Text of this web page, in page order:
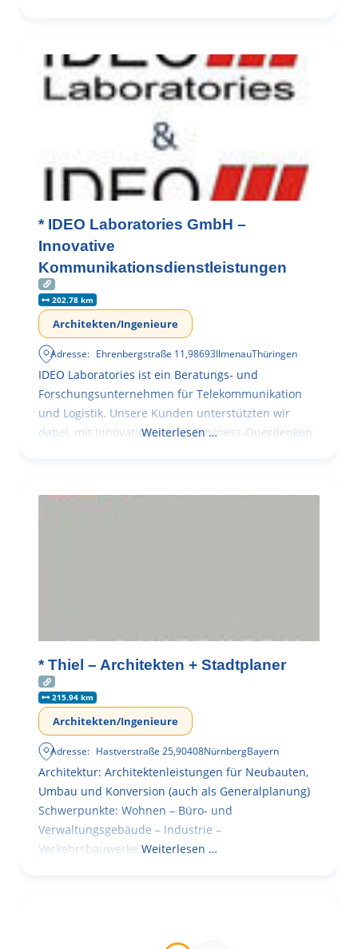
* IDEO Laboratories GmbH –
Innovative
Kommunikationsdienstleistungen
202.78 km
Architekten/Ingenieure
Adresse: Ehrenbergstraße 11,98693IlmenauThüringen
IDEO Laboratories ist ein Beratungs- und
Forschungsunternehmen für Telekommunikation
und Logistik. Unsere Kunden unterstützten wir
dabei, mit Innovationen und Business-Querdenken
Weiterlesen …
* Thiel – Architekten + Stadtplaner
215.94 km
Architekten/Ingenieure
Adresse: Hastverstraße 25,90408NürnbergBayern
Architektur: Architektenleistungen für Neubauten,
Umbau und Konversion (auch als Generalplanung)
Schwerpunkte: Wohnen – Büro- und
Verwaltungsgebäude – Industrie –
Verkehrsbauwerke. Weiterlesen …